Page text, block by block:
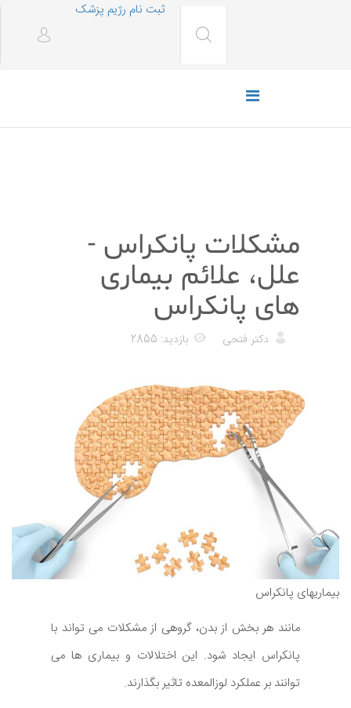
ثبت نام رژیم پزشک
مشکلات پانکراس -
علل، علائم بیماری
های پانکراس
دکتر فتحی بازدید: 2855
بیماریهای پانکراس
مانند هر بخش از بدن، گروهی از مشکلات می تواند با
پانکراس ایجاد شود. این اختلالات و بیماری ها می
توانند بر عملکرد لوزالمعده تاثیر بگذارند.